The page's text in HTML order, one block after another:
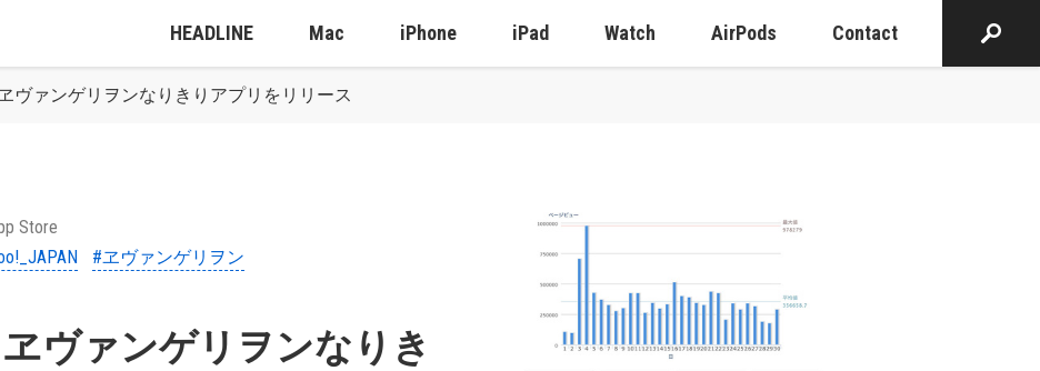
HEADLINE Mac iPhone iPad Watch AirPods Contact
ヱヴァンゲリヲンなりきりアプリをリリース
Store
#ヱヴァンゲリヲン
ヱヴァンゲリヲンなりき